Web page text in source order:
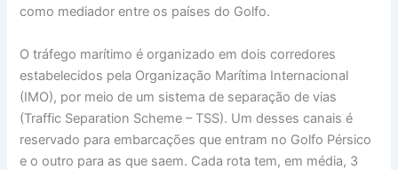
como mediador entre os países do Golfo.
O tráfego marítimo é organizado em dois corredores
estabelecidos pela Organização Marítima Internacional
(IMO), por meio de um sistema de separação de vias
(Traffic Separation Scheme – TSS). Um desses canais é
reservado para embarcações que entram no Golfo Pérsico
e o outro para as que saem. Cada rota tem, em média, 3